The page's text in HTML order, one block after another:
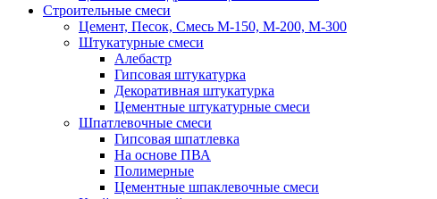
Строительные смеси
Цемент, Песок, Смесь М-150, М-200, М-300
Штукатурные смеси
Алебастр
Гипсовая штукатурка
Декоративная штукатурка
Цементные штукатурные смеси
Шпатлевочные смеси
Гипсовая шпатлевка
На основе ПВА
Полимерные
Цементные шпаклевочные смеси